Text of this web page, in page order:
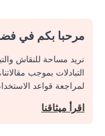
مرحبا بكم في
نريد مساحة للنقاش
التبادلات بموجب
لمراجعة قواعد
اقرأ ميثاقنا